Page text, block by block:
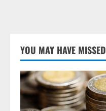
YOU MAY HAVE MISSED